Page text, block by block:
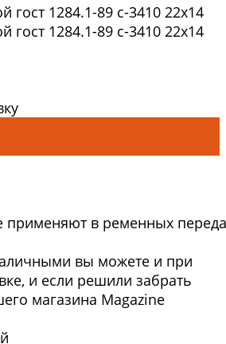
в ременных
вы можете и при
и если решили забрать
магазина Magazine